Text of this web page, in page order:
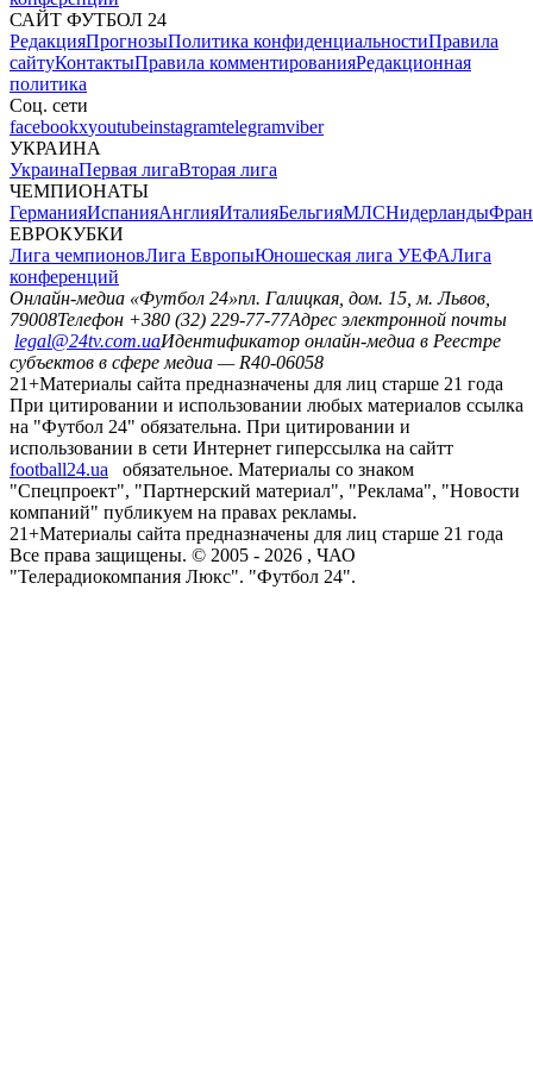
САЙТ ФУТБОЛ 24
РедакцияПрогнозыПолитика конфиденциальностиПравила
сайтуКонтактыПравила комментированияРедакционная
политика
Соц. сети
facebookxyoutubeinstagramtelegramviber
УКРАИНА
УкраинаПервая лигаВторая лига
ЧЕМПИОНАТЫ
ГерманияИспанияАнглияИталияБельгияМЛСНидерланды
ЕВРОКУБКИ
Лига чемпионовЛига ЕвропыЮношеская лига УЕФАЛига
конференций
Онлайн-медиа «Футбол 24»пл. Галицкая, дом. 15, м. Львов,
79008Телефон +380 (32) 229-77-77Адрес электронной почты
legal@24tv.com.uaИдентификатор онлайн-медиа в Реестре
субъектов в сфере медиа — R40-06058
21+Материалы сайта предназначены для лиц старше 21 года
При цитировании и использовании любых материалов ссылка
на "Футбол 24" обязательна. При цитировании и
использовании в сети Интернет гиперссылка на сайтт
football24.ua
обязательное. Материалы со знаком
"Спецпроект", "Партнерский материал", "Реклама", "Новости
компаний" публикуем на правах рекламы.
21+Материалы сайта предназначены для лиц старше 21 года
Все права защищены. © 2005 - 2026 , ЧАО
"Телерадиокомпания Люкс". "Футбол 24".